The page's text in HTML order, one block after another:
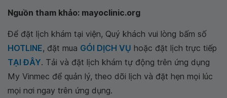
Nguồn tham khảo: mayoclinic.org
Để đặt lịch khám tại viện, Quý khách vui lòng bấm số
HOTLINE, đặt mua GÓI DỊCH VỤ hoặc đặt lịch trực tiếp
TẠI ĐÂY. Tải và đặt lịch khám tự động trên ứng dụng
My Vinmec để quản lý, theo dõi lịch và đặt hẹn mọi lúc
mọi nơi ngay trên ứng dụng.